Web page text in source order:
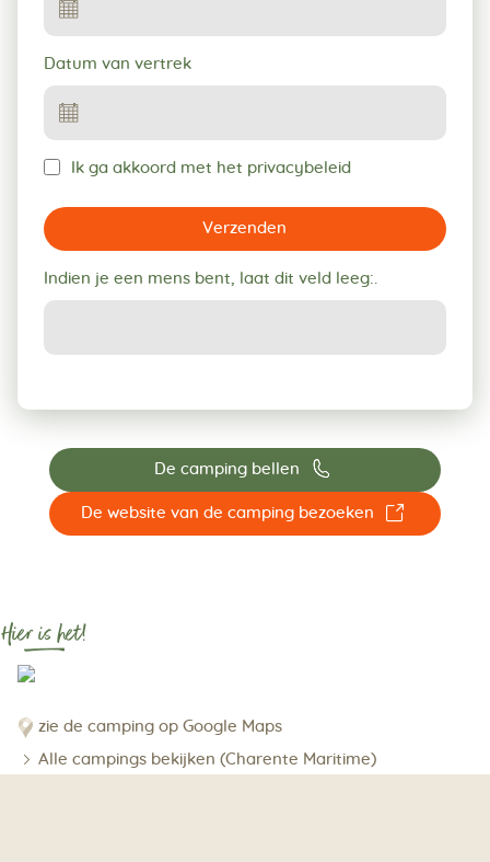
Datum van vertrek
Ik ga akkoord met het privacybeleid
Verzenden
Indien je een mens bent, laat dit veld leeg:.
De camping bellen 📞
De website van de camping bezoeken ☐
Hier is het!
zie de camping op Google Maps
Alle campings bekijken (Charente Maritime)